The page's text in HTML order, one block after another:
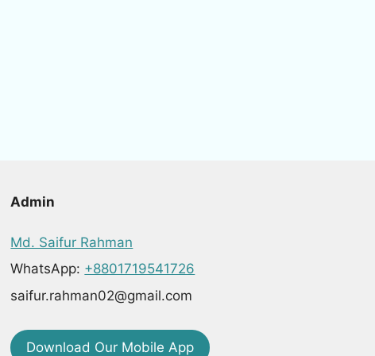
Admin
Md. Saifur Rahman
WhatsApp: +8801719541726
saifur.rahman02@gmail.com
Download Our Mobile App